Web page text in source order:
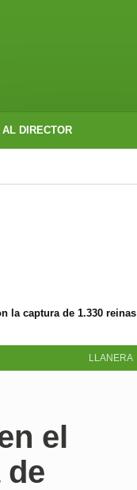
AL DIRECTOR
la captura de 1.330 reinas
LLANERA
el
de